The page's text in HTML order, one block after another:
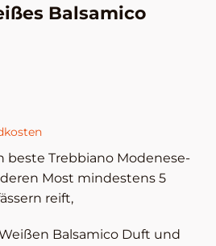
Balsamico
beste Trebbiano Modenese-
Most mindestens 5
reift,
Balsamico Duft und